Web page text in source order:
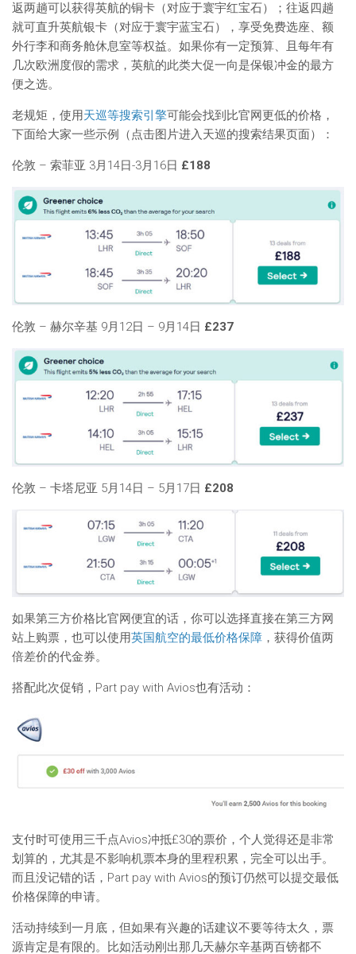
返两趟可以获得英航的铜卡（对应于寰宇红宝石）；往返四趟
就可直升英航银卡（对应于寰宇蓝宝石），享受免费选座、额
外行李和商务舱休息室等权益。如果你有一定预算、且每年有
几次欧洲度假的需求，英航的此类大促一向是保银冲金的最方
便之选。
老规矩，使用天巡等搜索引擎可能会找到比官网更低的价格，
下面给大家一些示例（点击图片进入天巡的搜索结果页面）：
伦敦 – 索菲亚 3月14日-3月16日 £188
伦敦 – 赫尔辛基 9月12日 – 9月14日 £237
伦敦 – 卡塔尼亚 5月14日 – 5月17日 £208
如果第三方价格比官网便宜的话，你可以选择直接在第三方网
站上购票，也可以使用英国航空的最低价格保障 ，获得价值两
倍差价的代金券。
搭配此次促销，Part pay with Avios也有活动：
支付时可使用三千点Avios冲抵£30的票价，个人觉得还是非常
划算的，尤其是不影响机票本身的里程积累，完全可以出手。
而且没记错的话，Part pay with Avios的预订仍然可以提交最低
价格保障的申请。
活动持续到一月底，但如果有兴趣的话建议不要等待太久，票
源肯定是有限的。比如活动刚出那几天赫尔辛基两百镑都不